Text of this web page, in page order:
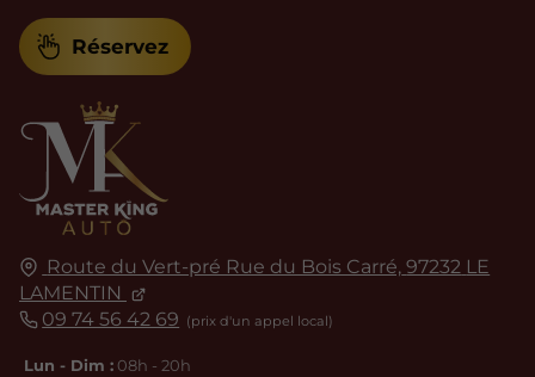
Route du Vert-pré Rue du Bois Carré, 97232 LE
LAMENTIN
09 74 56 42 69
Lun - Dim : 08h - 20h
Réservez